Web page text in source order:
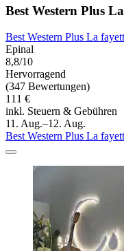
Best Western Plus
Best Western Plus La
Epinal
8,8/10
Hervorragend
(347 Bewertungen)
111 €
inkl. Steuern & Gebühren
11. Aug.–12. Aug.
Best Western Plus La